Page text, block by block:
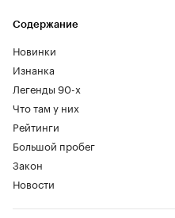
Содержание
Новинки
Изнанка
Легенды 90-х
Что там у них
Рейтинги
Большой пробег
Закон
Новости